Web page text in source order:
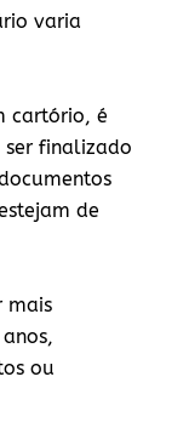
varia
cartório, é
finalizado
de
mais
ou